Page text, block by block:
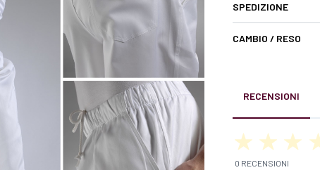
SPEDIZIONE
CAMBIO / RESO
RECENSIONI
0 RECENSIONI